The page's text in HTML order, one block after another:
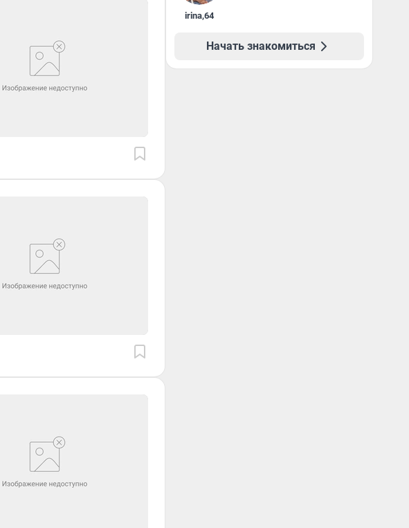
irina,64
Начать знакомиться